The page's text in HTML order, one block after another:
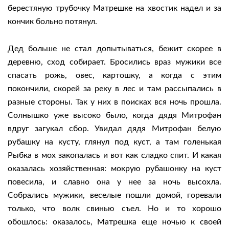
берестяную трубочку Матрешке на хвостик надел и за
кончик больно потянул.
Дед больше не стал допытываться, бежит скорее в
деревню, сход собирает. Бросились враз мужики все
спасать рожь, овес, картошку, а когда с этим
покончили, скорей за реку в лес и там рассыпались в
разные стороны. Так у них в поисках вся ночь прошла.
Солнышко уже высоко было, когда дядя Митрофан
вдруг загукал сбор. Увидал дядя Митрофан белую
рубашку на кусту, глянул под куст, а там голенькая
Рыбка в мох закопалась и вот как сладко спит. И какая
оказалась хозяйственная: мокрую рубашонку на куст
повесила, и славно она у нее за ночь высохла.
Собрались мужики, веселые пошли домой, горевали
только, что волк свинью съел. Но и то хорошо
обошлось: оказалось, Матрешка еще ночью к своей